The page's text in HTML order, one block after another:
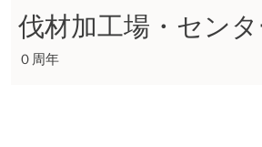
伐材加工場・セン
０周年